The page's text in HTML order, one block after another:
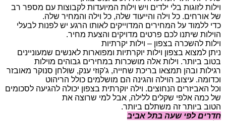
וילות לזוגות בלי ילדים ויש וילות המיועדות לקבוצות עם מספר רב
של אורחים. כל וילה והייעוד שלה, כל וילה והמחיר שלה.
כדי ללמוד על המחירים המדוייקים לאותו הרגע יש לפנות לבעלי
הוילות שיתנו לכם פרטים מדויקים והצעת מחיר.
וילות להשכרה בצפון – וילות יקרתיות
ניתן למצוא בצפון וילות יוקרתיות ומפוארות לאנשים שמעוניינים
בטוב ביותר. וילות אלה מושכרות במחירים גבוהים מוילות
רגילות ובהן תמצאו בריכת שחייה, ג'קוזי ענק, שולחן סנוקר מאובזר
וכדומה. עיצוב הוילה והגינה הם מושלמים כולל הריהוט
וכל האביזרים הנחוצים. וילה יוקרתית בצפון יכולה להגיעה לסכומים
של כמה אלפי שקלים ללילה, אבל למי שרוצה את
הטוב ביותר זה משתלם ביותר.
חדרים לפי שעה בתל אביב